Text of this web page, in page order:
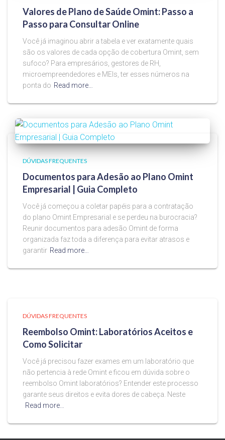
Valores de Plano de Saúde Omint: Passo a
Passo para Consultar Online
Você já imaginou abrir a tabela e ver exatamente quais
são os valores de cada opção de cobertura Omint, sem
sufoco? Para empresários, gestores de RH,
microempreendedores e MEIs, ter esses números na
ponta do Read more…
DÚVIDAS FREQUENTES
Documentos para Adesão ao Plano Omint
Empresarial | Guia Completo
Você já começou a coletar papéis para a contratação
do plano Omint Empresarial e se perdeu na burocracia?
Reunir documentos para adesão Omint de forma
organizada faz toda a diferença para evitar atrasos e
garantir Read more…
DÚVIDAS FREQUENTES
Reembolso Omint: Laboratórios Aceitos e
Como Solicitar
Você já precisou fazer exames em um laboratório que
não pertencia à rede Omint e ficou em dúvida sobre o
reembolso Omint laboratórios? Entender este processo
garante seus direitos e evita dores de cabeça. Neste
Read more…